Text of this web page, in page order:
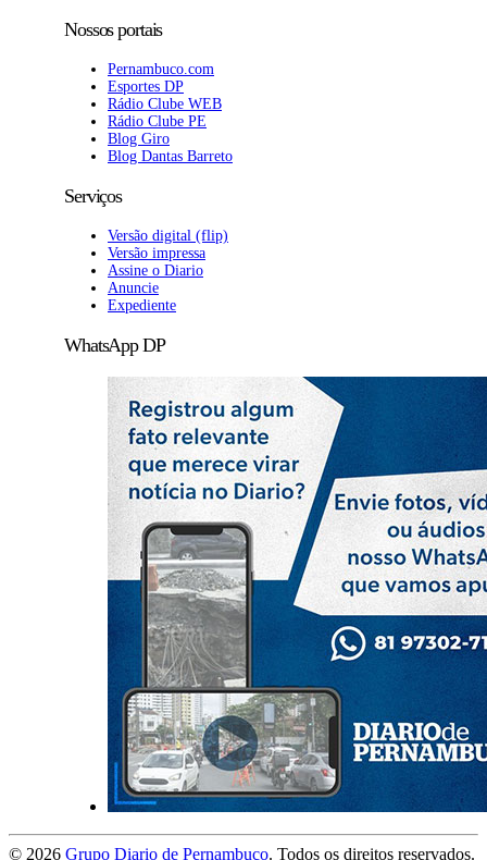
Nossos portais
Pernambuco.com
Esportes DP
Rádio Clube WEB
Rádio Clube PE
Blog Giro
Blog Dantas Barreto
Serviços
Versão digital (flip)
Versão impressa
Assine o Diario
Anuncie
Expediente
WhatsApp DP
© 2026 Grupo Diario de Pernambuco. Todos os direitos reservados.